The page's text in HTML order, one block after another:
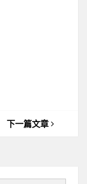
下一篇文章